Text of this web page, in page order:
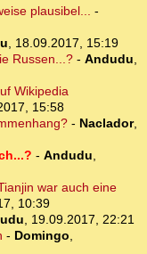
plausibel... -
, 18.09.2017, 15:19
Russen...?- Andudu,
Wikipedia
15:58
- Naclador,
- Andudu,
war auch eine
10:39
, 19.09.2017, 22:21
- Domingo,